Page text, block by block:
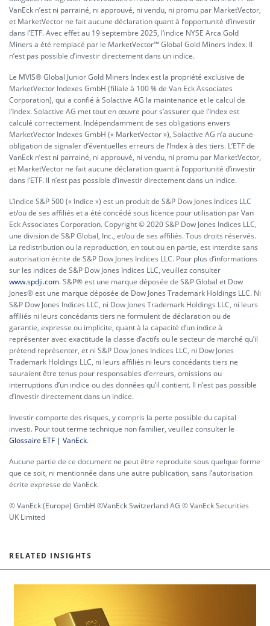
VanEck n’est ni parrainé, ni approuvé, ni vendu, ni promu par MarketVector,
et MarketVector ne fait aucune déclaration quant à l’opportunité d’investir
dans l’ETF. Avec effet au 19 septembre 2025, l’indice NYSE Arca Gold
Miners a été remplacé par le MarketVector™ Global Gold Miners Index. Il
n’est pas possible d’investir directement dans un indice.
Le MVIS® Global Junior Gold Miners Index est la propriété exclusive de
MarketVector Indexes GmbH (filiale à 100 % de Van Eck Associates
Corporation), qui a confié à Solactive AG la maintenance et le calcul de
l’Index. Solactive AG met tout en œuvre pour s’assurer que l’Index est
calculé correctement. Indépendamment de ses obligations envers
MarketVector Indexes GmbH (« MarketVector »), Solactive AG n’a aucune
obligation de signaler d’éventuelles erreurs de l’Index à des tiers. L’ETF de
VanEck n’est ni parrainé, ni approuvé, ni vendu, ni promu par MarketVector,
et MarketVector ne fait aucune déclaration quant à l’opportunité d’investir
dans l’ETF. Il n’est pas possible d’investir directement dans un indice.
L’indice S&P 500 (« Indice ») est un produit de S&P Dow Jones Indices LLC
et/ou de ses affiliés et a été concédé sous licence pour utilisation par Van
Eck Associates Corporation. Copyright © 2020 S&P Dow Jones Indices LLC,
une division de S&P Global, Inc., et/ou de ses affiliés. Tous droits réservés.
La redistribution ou la reproduction, en tout ou en partie, est interdite sans
autorisation écrite de S&P Dow Jones Indices LLC. Pour plus d’informations
sur les indices de S&P Dow Jones Indices LLC, veuillez consulter
www.spdji.com. S&P® est une marque déposée de S&P Global et Dow
Jones® est une marque déposée de Dow Jones Trademark Holdings LLC. Ni
S&P Dow Jones Indices LLC, ni Dow Jones Trademark Holdings LLC, ni leurs
affiliés ni leurs concédants tiers ne formulent de déclaration ou de
garantie, expresse ou implicite, quant à la capacité d’un indice à
représenter avec exactitude la classe d’actifs ou le secteur de marché qu’il
prétend représenter, et ni S&P Dow Jones Indices LLC, ni Dow Jones
Trademark Holdings LLC, ni leurs affiliés ni leurs concédants tiers ne
sauraient être tenus pour responsables d’erreurs, omissions ou
interruptions d’un indice ou des données qu’il contient. Il n’est pas possible
d’investir directement dans un indice.
Investir comporte des risques, y compris la perte possible du capital
investi. Pour tout terme technique non familier, veuillez consulter le
Glossaire ETF | VanEck.
Aucune partie de ce document ne peut être reproduite sous quelque forme
que ce soit, ni mentionnée dans une autre publication, sans l’autorisation
écrite expresse de VanEck.
© VanEck (Europe) GmbH ©VanEck Switzerland AG © VanEck Securities
UK Limited
RELATED INSIGHTS